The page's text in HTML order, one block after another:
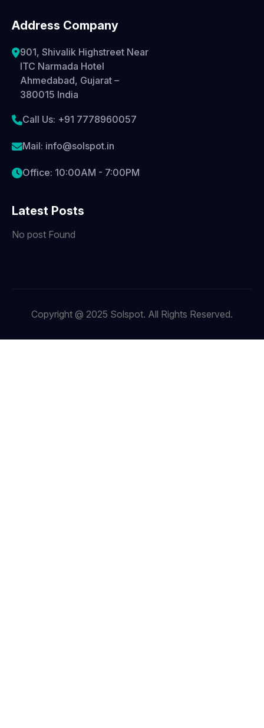
Address Company
901, Shivalik Highstreet Near
ITC Narmada Hotel
Ahmedabad, Gujarat –
380015 India
Call Us: +91 7778960057
Mail: info@solspot.in
Office: 10:00AM - 7:00PM
Latest Posts
No post Found
Copyright @ 2025 Solspot. All Rights Reserved.